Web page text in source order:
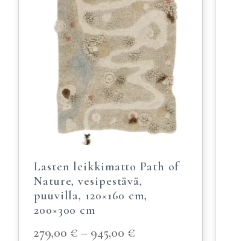
Lasten leikkimatto Path of
Nature, vesipestävä,
puuvilla, 120×160 cm,
200×300 cm
279,00 € – 945,00 €